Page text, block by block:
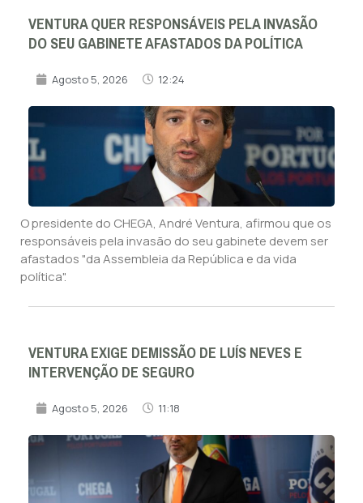
VENTURA QUER RESPONSÁVEIS PELA INVASÃO
DO SEU GABINETE AFASTADOS DA POLÍTICA
Agosto 5, 2026 12:24
O presidente do CHEGA, André Ventura, afirmou que os
responsáveis pela invasão do seu gabinete devem ser
afastados "da Assembleia da República e da vida
política".
VENTURA EXIGE DEMISSÃO DE LUÍS NEVES E
INTERVENÇÃO DE SEGURO
Agosto 5, 2026 11:18